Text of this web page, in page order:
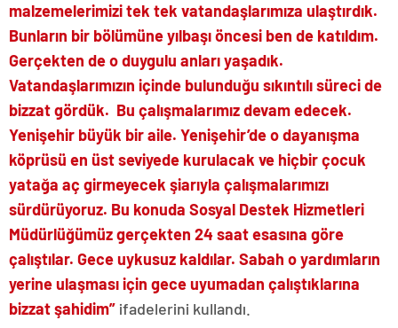
malzemelerimizi tek tek vatandaşlarımıza ulaştırdık.
Bunların bir bölümüne yılbaşı öncesi ben de katıldım.
Gerçekten de o duygulu anları yaşadık.
Vatandaşlarımızın içinde bulunduğu sıkıntılı süreci de
bizzat gördük. Bu çalışmalarımız devam edecek.
Yenişehir büyük bir aile. Yenişehir’de o dayanışma
köprüsü en üst seviyede kurulacak ve hiçbir çocuk
yatağa aç girmeyecek şiarıyla çalışmalarımızı
sürdürüyoruz. Bu konuda Sosyal Destek Hizmetleri
Müdürlüğümüz gerçekten 24 saat esasına göre
çalıştılar. Gece uykusuz kaldılar. Sabah o yardımların
yerine ulaşması için gece uyumadan çalıştıklarına
bizzat şahidim” ifadelerini kullandı.